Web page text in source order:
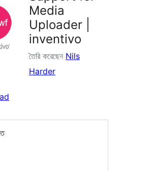
Media
Uploader |
inventivo
তৈরি করেছেন Nils
Harder